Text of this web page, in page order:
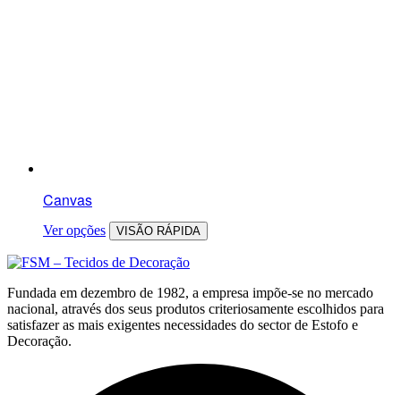
Canvas
Ver opções VISÃO RÁPIDA
Fundada em dezembro de 1982, a empresa impõe-se no mercado
nacional, através dos seus produtos criteriosamente escolhidos para
satisfazer as mais exigentes necessidades do sector de Estofo e
Decoração.